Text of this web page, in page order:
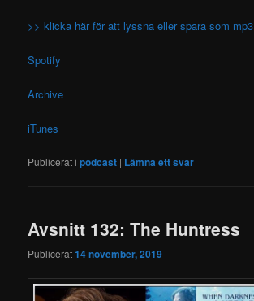
>> klicka här för att lyssna eller spara som mp3
Spotify
Archive
iTunes
Publicerat i podcast | Lämna ett svar
Avsnitt 132: The Huntress
Publicerat14 november, 2019